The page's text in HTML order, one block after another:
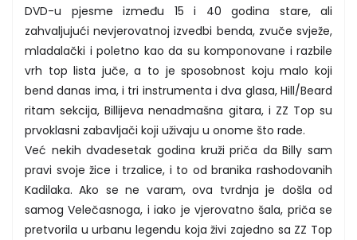
DVD-u pjesme između 15 i 40 godina stare, ali
zahvaljujući nevjerovatnoj izvedbi benda, zvuče svježe,
mladalački i poletno kao da su komponovane i razbile
vrh top lista juče, a to je sposobnost koju malo koji
bend danas ima, i tri instrumenta i dva glasa, Hill/Beard
ritam sekcija, Billijeva nenadmašna gitara, i ZZ Top su
prvoklasni zabavljači koji uživaju u onome što rade.
Već nekih dvadesetak godina kruži priča da Billy sam
pravi svoje žice i trzalice, i to od branika rashodovanih
Kadilaka. Ako se ne varam, ova tvrdnja je došla od
samog Velečasnoga, i iako je vjerovatno šala, priča se
pretvorila u urbanu legendu koja živi zajedno sa ZZ Top